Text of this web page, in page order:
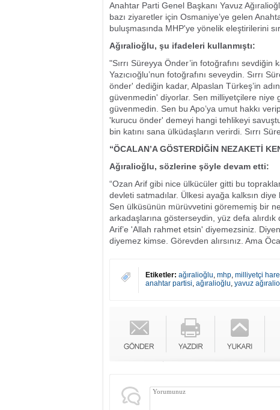
Anahtar Parti Genel Başkanı Yavuz
bazı ziyaretler için Osmaniye’ye gelen
buluşmasında MHP'ye yönelik eleştirilerini
Ağıralioğlu, şu ifadeleri kullanmıştı:
"Sırrı Süreyya Önder’in fotoğrafını sevdiğin
Yazıcıoğlu’nun fotoğrafını seveydin. Sırrı
önder' dediğin kadar, Alpaslan Türkeş’in
güvenmedin' diyorlar. Sen milliyetçilere niye
güvenmedin. Sen bu Apo’ya umut hakkı
'kurucu önder' demeyi hangi tehlikeyi
bin katını sana ülküdaşların verirdi. Sırrı
“ÖCALAN’A GÖSTERDİĞİN NEZAKETİ
Ağıralioğlu, sözlerine şöyle devam etti:
“Ozan Arif gibi nice ülkücüler gitti bu
devleti satmadılar. Ülkesi ayağa kalksın
Sen ülküsünün mürüvvetini görememiş bir
arkadaşlarına gösterseydin, yüz defa
Arif’e 'Allah rahmet etsin' diyemezsiniz.
diyemez kimse. Görevden alırsınız. Ama
Etiketler: ağıralioğlu, mhp, milliyetçi
anahtar partisi, ağıralioğlu, yavuz